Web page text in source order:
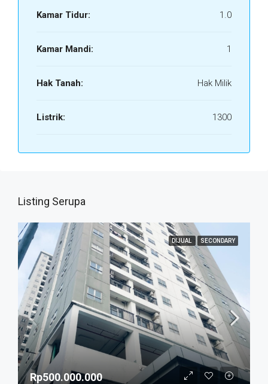
Kamar Tidur: 1.0
Kamar Mandi: 1
Hak Tanah: Hak Milik
Listrik: 1300
Listing Serupa
DIJUAL SECONDARY
Rp500.000.000